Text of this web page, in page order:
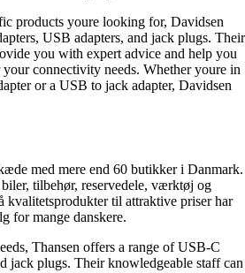
products youre looking for, Davidsen
USB adapters, and jack plugs. Their
you with expert advice and help you
connectivity needs. Whether youre in
or a USB to jack adapter, Davidsen
med mere end 60 butikker i Danmark.
tilbehør, reservedele, værktøj og
kvalitetsprodukter til attraktive priser har
for mange danskere.
Thansen offers a range of USB-C
jack plugs. Their knowledgeable staff can